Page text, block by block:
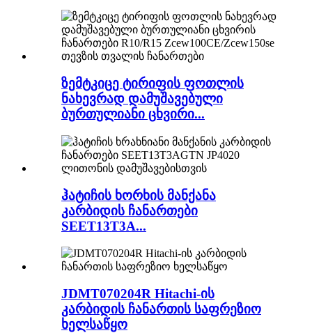
ზემტკიცე ტირიფის ფოთლის
ნახევრად დამუშავებული
ბურთულიანი ცხვირი...
ჰატიჩის ხორხის მანქანა
კარბიდის ჩანართები
SEET13T3A...
JDMT070204R Hitachi-ის
კარბიდის ჩანართის საფრეზიო
ხელსაწყო